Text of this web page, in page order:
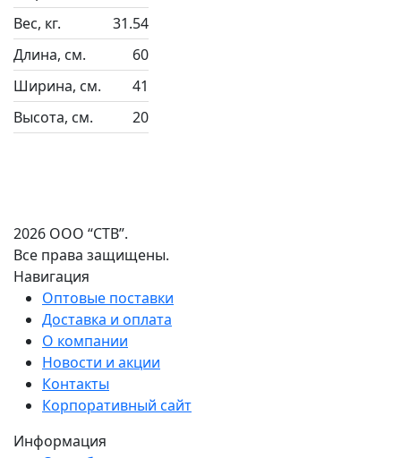
Вес, кг.
31.54
Длина, см.
60
Ширина, см.
41
Высота, см.
20
2026 ООО “СТВ”.
Все права защищены.
Навигация
Оптовые поставки
Доставка и оплата
О компании
Новости и акции
Контакты
Корпоративный сайт
Информация